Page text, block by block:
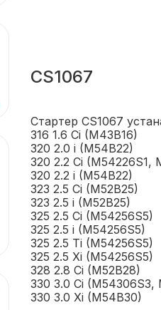
CS1067
Стартер CS1067
316 1.6 Ci (M43B16)
320 2.0 i (M54B22)
320 2.2 Ci (M54226S1,
320 2.2 i (M54B22)
323 2.5 Ci (M52B25)
323 2.5 i (M52B25)
325 2.5 Ci (M54256S5)
325 2.5 i (M54256S5)
325 2.5 Ti (M54256S5)
325 2.5 Xi (M54256S5)
328 2.8 Ci (M52B28)
330 3.0 Ci (M54306S3,
330 3.0 Xi (M54B30)